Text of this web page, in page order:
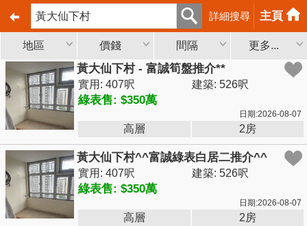
詳細搜尋 主頁
地區 價錢 間隔 更多...
黃大仙下村 - 富誠筍盤推介**
實用: 407呎 建築: 526呎
綠表售: $350萬
日期:2026-08-07
高層 2房
黃大仙下村^^富誠綠表白居二推介^^
實用: 407呎 建築: 526呎
綠表售: $350萬
日期:2026-08-07
高層 2房